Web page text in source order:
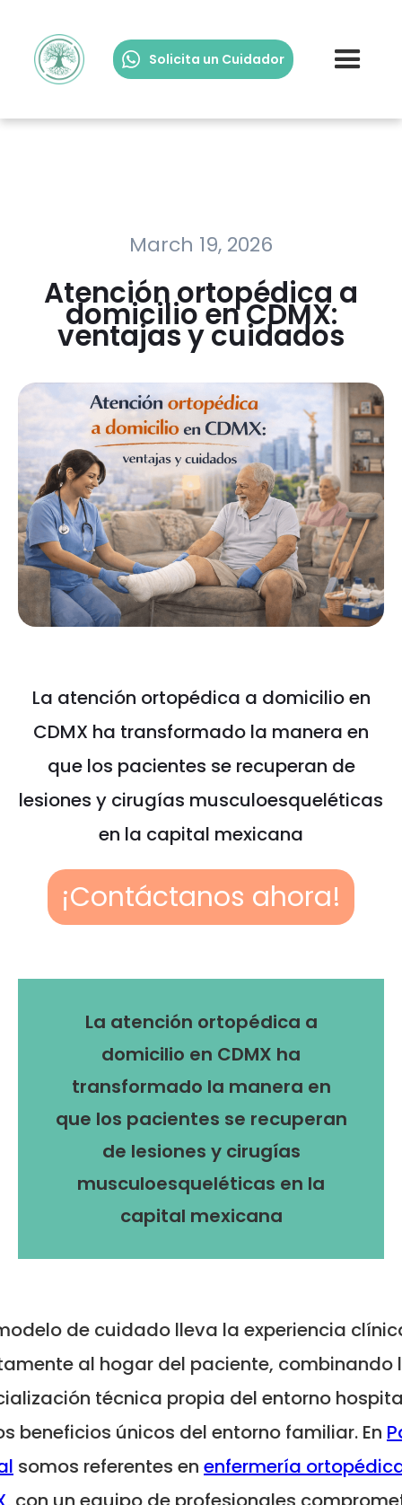
Solicita un Cuidador
March 19, 2026
Atención ortopédica a
domicilio en CDMX:
ventajas y cuidados
La atención ortopédica a domicilio en
CDMX ha transformado la manera en
que los pacientes se recuperan de
lesiones y cirugías musculoesqueléticas
en la capital mexicana
¡Contáctanos ahora!
La atención ortopédica a
domicilio en CDMX ha
transformado la manera en
que los pacientes se recuperan
de lesiones y cirugías
musculoesqueléticas en la
capital mexicana
de cuidado lleva la experiencia
al hogar del paciente, combinando
técnica propia del entorno
beneficios únicos del entorno familiar. En
somos referentes en enfermería